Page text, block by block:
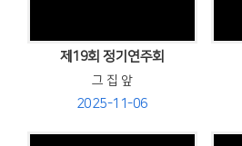
제19회 정기연주회
그 집 앞
2025-11-06